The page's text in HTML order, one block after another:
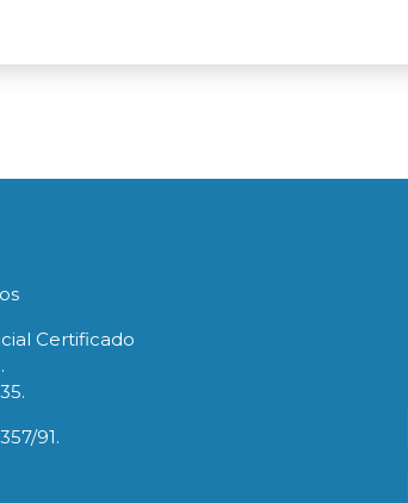
Certificado
91.